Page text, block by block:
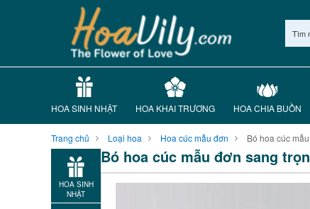
Tìm
HOA SINH NHẬT HOA KHAI TRƯƠNG HOA CHIA BUỒN
Trang chủ Loại hoa Hoa cúc mẫu đơn Bó hoa cúc
HOA SINH
NHẬT
Bó hoa cúc mẫu đơn sang